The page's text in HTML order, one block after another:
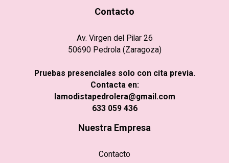
Contacto
Av. Virgen del Pilar 26
50690 Pedrola (Zaragoza)
Pruebas presenciales solo con cita previa.
Contacta en:
lamodistapedrolera@gmail.com
633 059 436
Nuestra Empresa
Contacto